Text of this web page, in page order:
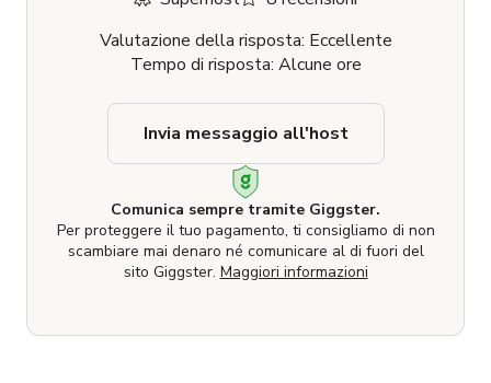
Valutazione della risposta: Eccellente
Tempo di risposta: Alcune ore
Comunica sempre tramite Giggster.
Per proteggere il tuo pagamento, ti consigliamo di non
scambiare mai denaro né comunicare al di fuori del
sito Giggster. Maggiori informazioni
Invia messaggio all'host